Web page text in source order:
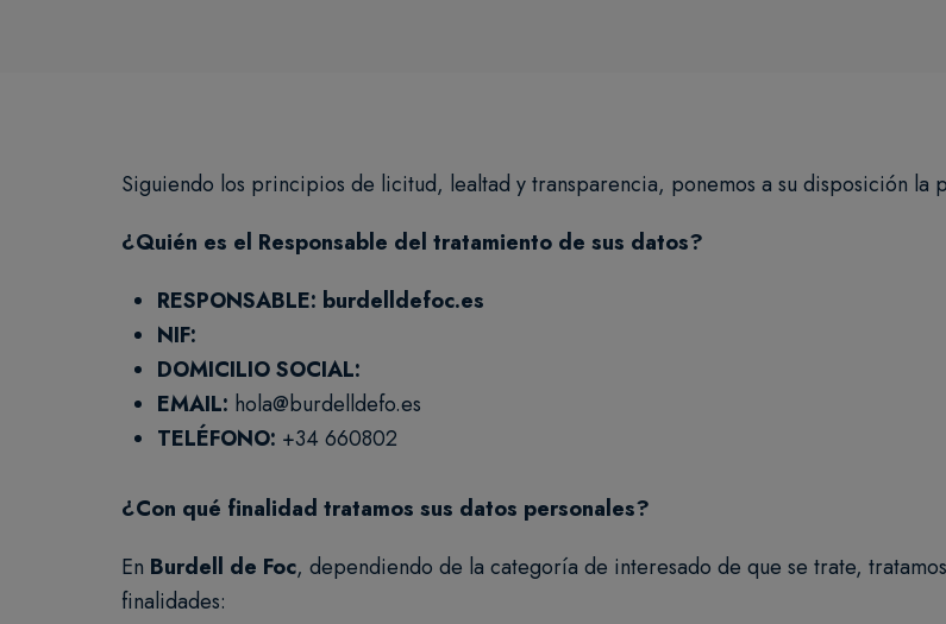
Siguiendo los principios de licitud, lealtad y transparencia, ponemos a su disposición la
¿Quién es el Responsable del tratamiento de sus datos?
RESPONSABLE: burdelldefoc.es
NIF:
DOMICILIO SOCIAL:
EMAIL: hola@burdelldefo.es
TELÉFONO: +34 660802
¿Con qué finalidad tratamos sus datos personales?
En Burdell de Foc, dependiendo de la categoría de interesado de que se trate,
finalidades: